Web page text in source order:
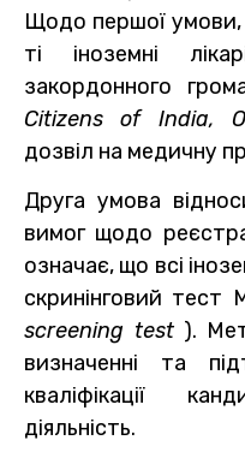
Щодо першої умови,
ті іноземні
закордонного
Citizens of India,
дозвіл на медичну
Друга умова
вимог щодо
означає, що всі
скринінговий тест
screening test).
визначенні та
кваліфікації
діяльність.